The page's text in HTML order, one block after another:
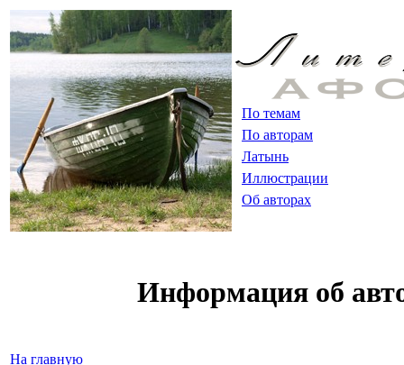
По темам
По авторам
Латынь
Иллюстрации
Об авторах
На главную
Информация об